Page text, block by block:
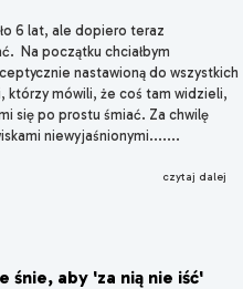
6 lat, ale dopiero teraz
Na początku chciałbym
nastawioną do wszystkich
którzy mówili, że coś tam widzieli,
się po prostu śmiać. Za chwilę
niewyjaśnionymi.......
czytaj dalej
śnie, aby 'za nią nie iść'